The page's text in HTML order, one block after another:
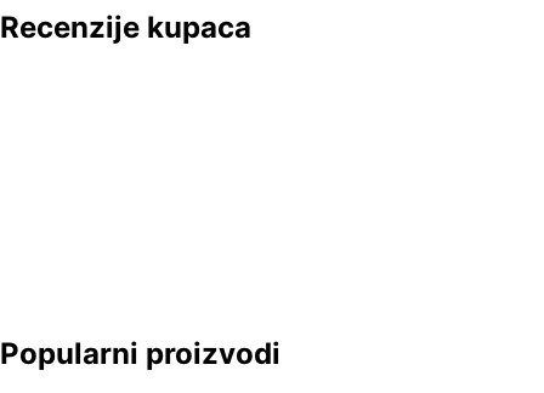
Recenzije kupaca
Popularni proizvodi